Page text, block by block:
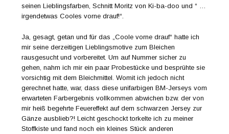
seinen Lieblingsfarben, Schnitt Moritz von Ki-ba-doo und “ …
irgendetwas Cooles vorne drauf!“.
Ja, gesagt, getan und für das „Coole vorne drauf“ hatte ich
mir seine derzeitigen Lieblingsmotive zum Bleichen
rausgesucht und vorbereitet. Um auf Nummer sicher zu
gehen, nahm ich mir ein paar Probestücke und besprühte sie
vorsichtig mit dem Bleichmittel. Womit ich jedoch nicht
gerechnet hatte, war, dass diese unifarbigen BM-Jerseys vom
erwarteten Farbergebnis vollkommen abwichen bzw. der von
mir heiß begehrte Feuereffekt auf dem schwarzen Jersey zur
Gänze ausblieb?! Leicht geschockt torkelte ich zu meiner
Stoffkiste und fand noch ein kleines Stück anderen